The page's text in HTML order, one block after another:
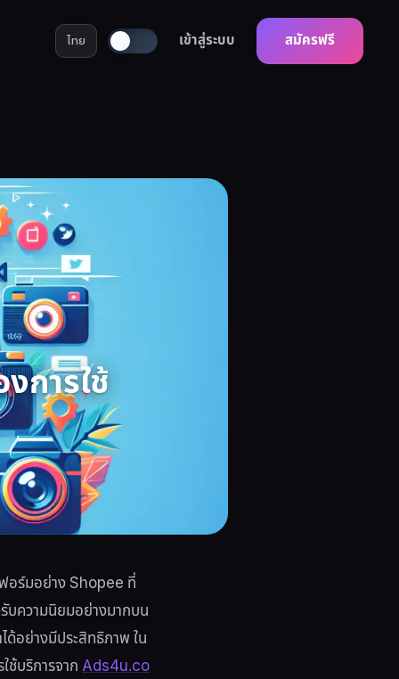
ไทย เข้าสู่ระบบ สมัครฟรี
การใช้
ฟอร์มอย่าง Shopee ที่
บความนิยมอย่างมากบน
อย่างมีประสิทธิภาพ ใน
ช้บริการจากAds4u.co